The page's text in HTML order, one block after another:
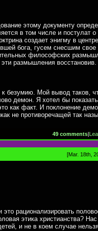
этому документу
в том числе и постулат о
создает энигму в центре
бога, гусем снесшим свое
философских
размышления восстановив.
безумию. Мой вывод таков,
демон. Я хотел бы
как факт. И поклонение
не противоречащей так
49 comments
[Mar. 18th,
это рационализировать
этика христианства?
и не в коем случае